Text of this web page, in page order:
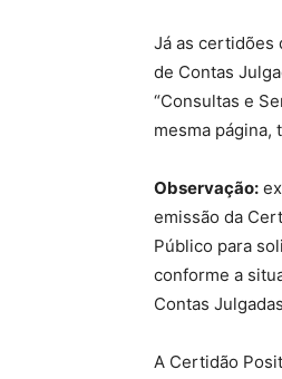
Já as certidões
de Contas
“Consultas e
mesma página,
Observação:
emissão da
Público para
conforme a
Contas
A Certidão